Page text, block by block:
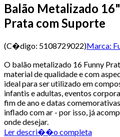
Balão Metalizado
Prata com Suporte
(C�digo: 5108729022)Marca:
O balão metalizado 16 Funny
material de qualidade e com
ideal para ser utilizado em
infantis e adultas, eventos
fim de ano e datas
inflado com ar - por isso, já
onde desejar.
Ler descri��o completa